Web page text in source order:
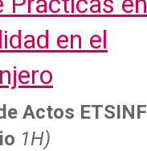
en el
Actos ETSINF
1H)